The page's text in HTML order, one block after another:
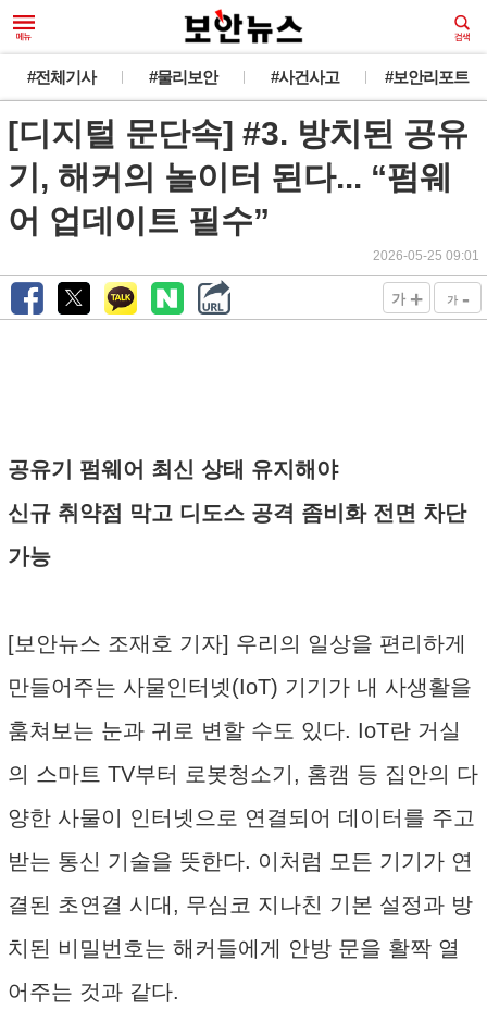
#전체기사 #물리보안 #사건사고 #보안리포트
[디지털 문단속] #3. 방치된 공유
기, 해커의 놀이터 된다... “펌웨
어 업데이트 필수”
2026-05-25 09:01
가 + 가 -
공유기 펌웨어 최신 상태 유지해야
신규 취약점 막고 디도스 공격 좀비화 전면 차단
가능
[보안뉴스 조재호 기자] 우리의 일상을 편리하게
만들어주는 사물인터넷(IoT) 기기가 내 사생활을
훔쳐보는 눈과 귀로 변할 수도 있다. IoT란 거실
의 스마트 TV부터 로봇청소기, 홈캠 등 집안의 다
양한 사물이 인터넷으로 연결되어 데이터를 주고
받는 통신 기술을 뜻한다. 이처럼 모든 기기가 연
결된 초연결 시대, 무심코 지나친 기본 설정과 방
치된 비밀번호는 해커들에게 안방 문을 활짝 열
어주는 것과 같다.